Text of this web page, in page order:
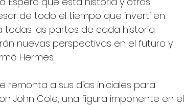
de todo el tiempo que invertí en
las partes de cada historia.
nuevas perspectivas en el futuro y
Hermes.
remonta a sus días iniciales para
John Cole, una figura imponente en el